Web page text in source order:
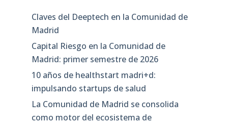
Claves del Deeptech en la Comunidad de
Madrid
Capital Riesgo en la Comunidad de
Madrid: primer semestre de 2026
10 años de healthstart madri+d:
impulsando startups de salud
La Comunidad de Madrid se consolida
como motor del ecosistema de